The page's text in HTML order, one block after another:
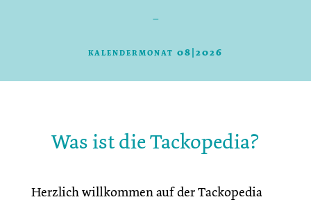
–
kalendermonat 08|2026
Was ist die Tackopedia?
Herzlich willkommen auf der Tackopedia